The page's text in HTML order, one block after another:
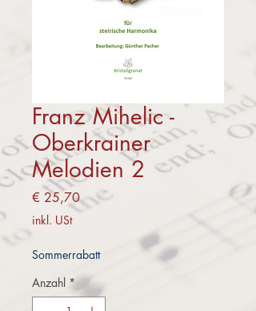
Franz Mihelic -
Oberkrainer
Melodien 2
€ 25,70Preis
inkl. USt
Sommerrabatt
Anzahl *